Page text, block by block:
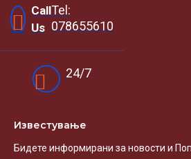
Call
Us
Tel:
078655610
24/7
Известувањe
Бидете информирани за новости и